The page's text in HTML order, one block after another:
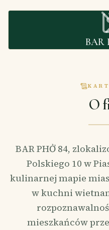
BAR
O
BAR PHỞ 84,
Polskiego 10 w
kulinarnej mapie
w kuchni
mieszkańców